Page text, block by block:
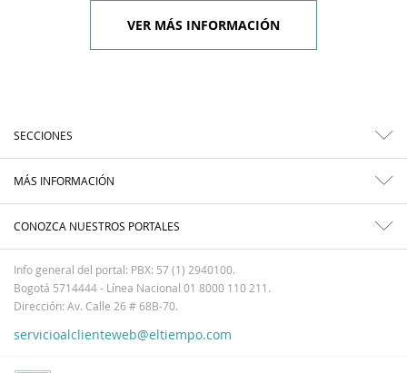
VER MÁS INFORMACIÓN
SECCIONES
MÁS INFORMACIÓN
CONOZCA NUESTROS PORTALES
Info general del portal: PBX: 57 (1) 2940100.
Bogotá 5714444 - Línea Nacional 01 8000 110 211.
Dirección: Av. Calle 26 # 68B-70.
servicioalclienteweb@eltiempo.com